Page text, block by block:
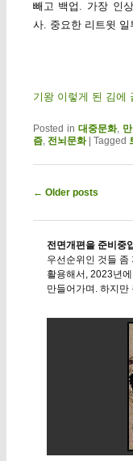
빼고 백업. 가장 인
사. 중요한 리트윗 일
기왕 이렇게 된 김에
Posted in 대중문화,
즘, 전뇌문화 | Tagged
Post navigation
← Older posts
전면개편을 준비중
우선순위인 것들 좀
활용해서, 2023년
만들어가며. 하지만